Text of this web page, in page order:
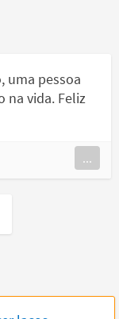
uma pessoa
na vida. Feliz
...